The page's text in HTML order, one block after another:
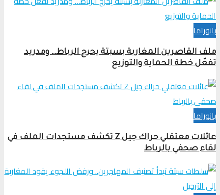
بانوراما
ملف القاصرين المغاربة بسبتة يحرج الرباط… ومدريد
تفعّل خطة الحماية والتوزيع
بانوراما
عائلات معتقلي حراك جيل Z تكشف مستجدات الملف في
لقاء صحفي بالرباط